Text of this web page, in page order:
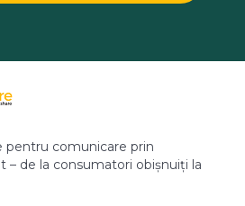
pentru comunicare prin
– de la consumatori obișnuiți la